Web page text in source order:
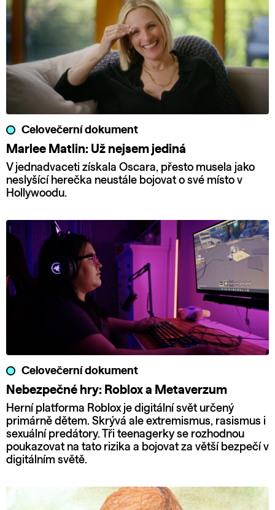
Celovečerní dokument
Marlee Matlin: Už nejsem jediná
V jednadvaceti získala Oscara, přesto musela jako
neslyšící herečka neustále bojovat o své místo v
Hollywoodu.
Celovečerní dokument
Nebezpečné hry: Roblox a Metaverzum
Herní platforma Roblox je digitální svět určený
primárně dětem. Skrývá ale extremismus, rasismus i
sexuální predátory. Tři teenagerky se rozhodnou
poukazovat na tato rizika a bojovat za větší bezpečí v
digitálním světě.